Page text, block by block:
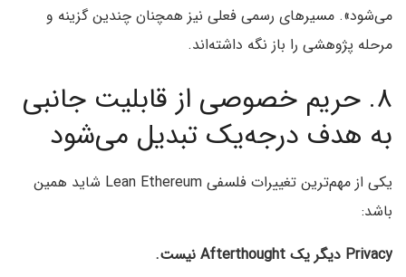
می‌شود». مسیرهای رسمی فعلی نیز همچنان چندین گزینه و
مرحله پژوهشی را باز نگه داشته‌اند.
۸. حریم خصوصی از قابلیت جانبی
به هدف درجه‌یک تبدیل می‌شود
یکی از مهم‌ترین تغییرات فلسفی Lean Ethereum شاید همین
باشد:
Privacy دیگر یک Afterthought نیست.